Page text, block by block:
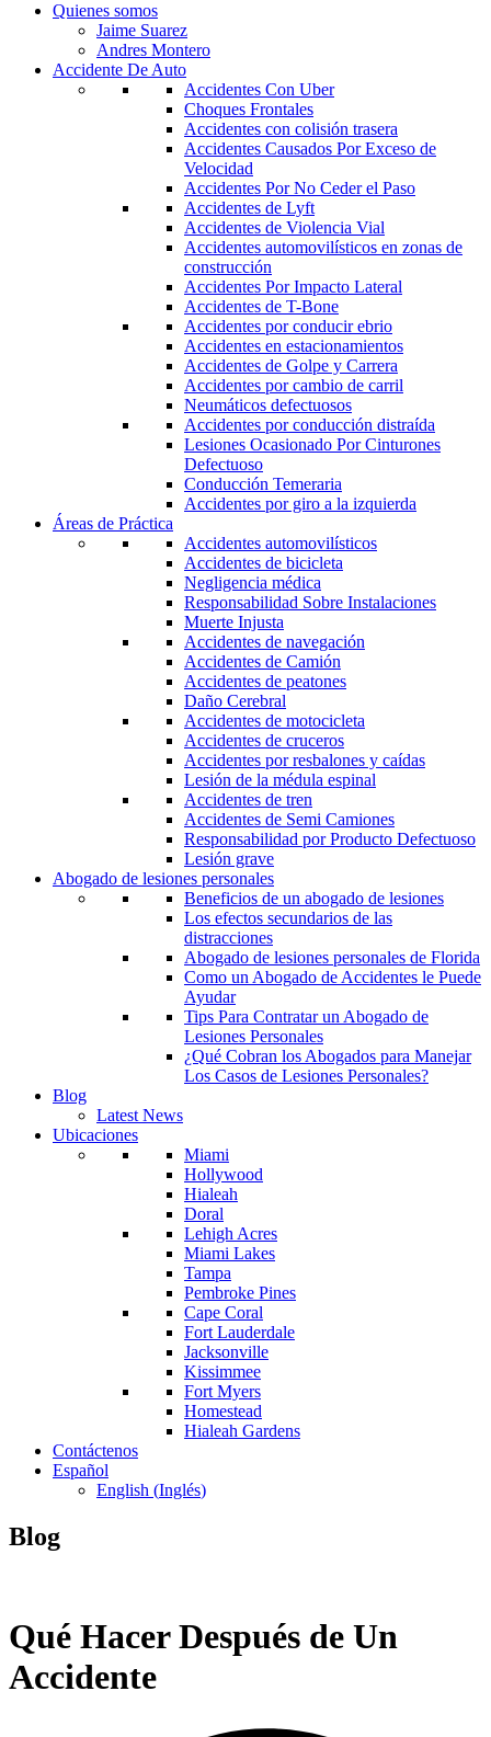
Quienes somos
Jaime Suarez
Andres Montero
Accidente De Auto
Accidentes Con Uber
Choques Frontales
Accidentes con colisión trasera
Accidentes Causados Por Exceso de
Velocidad
Accidentes Por No Ceder el Paso
Accidentes de Lyft
Accidentes de Violencia Vial
Accidentes automovilísticos en zonas de
construcción
Accidentes Por Impacto Lateral
Accidentes de T-Bone
Accidentes por conducir ebrio
Accidentes en estacionamientos
Accidentes de Golpe y Carrera
Accidentes por cambio de carril
Neumáticos defectuosos
Accidentes por conducción distraída
Lesiones Ocasionado Por Cinturones
Defectuoso
Conducción Temeraria
Accidentes por giro a la izquierda
Áreas de Práctica
Accidentes automovilísticos
Accidentes de bicicleta
Negligencia médica
Responsabilidad Sobre Instalaciones
Muerte Injusta
Accidentes de navegación
Accidentes de Camión
Accidentes de peatones
Daño Cerebral
Accidentes de motocicleta
Accidentes de cruceros
Accidentes por resbalones y caídas
Lesión de la médula espinal
Accidentes de tren
Accidentes de Semi Camiones
Responsabilidad por Producto Defectuoso
Lesión grave
Abogado de lesiones personales
Beneficios de un abogado de lesiones
Los efectos secundarios de las
distracciones
Abogado de lesiones personales de Florida
Como un Abogado de Accidentes le Puede
Ayudar
Tips Para Contratar un Abogado de
Lesiones Personales
¿Qué Cobran los Abogados para Manejar
Los Casos de Lesiones Personales?
Blog
Latest News
Ubicaciones
Miami
Hollywood
Hialeah
Doral
Lehigh Acres
Miami Lakes
Tampa
Pembroke Pines
Cape Coral
Fort Lauderdale
Jacksonville
Kissimmee
Fort Myers
Homestead
Hialeah Gardens
Contáctenos
Español
English (Inglés)
Blog
Qué Hacer Después de Un
Accidente